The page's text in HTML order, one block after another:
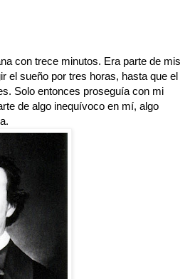
con trece minutos. Era parte de mis
el sueño por tres horas, hasta que el
Solo entonces proseguía con mi
de algo inequívoco en mí, algo